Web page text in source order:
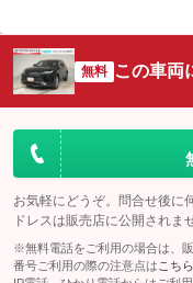
無料 この車両
お気軽にどうぞ。問合せ後に
ドレスは販売店に公開されま
※無料電話をご利用の場合は、
番号ご利用の際の注意点は こちら